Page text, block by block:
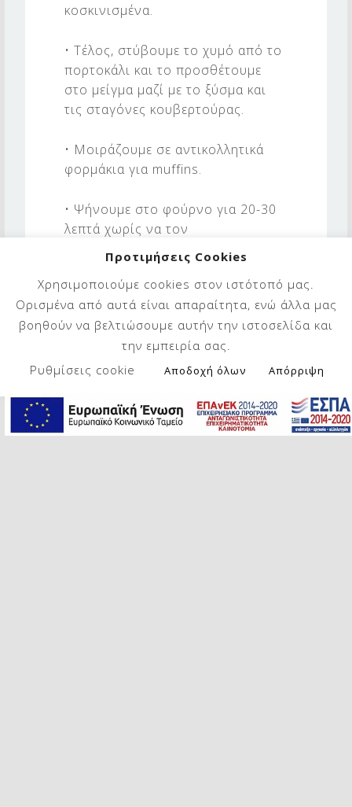
κοσκινισμένα.
• Τέλος, στύβουμε το χυμό από το
πορτοκάλι και το προσθέτουμε
στο μείγμα μαζί με το ξύσμα και
τις σταγόνες κουβερτούρας.
• Μοιράζουμε σε αντικολλητικά
φορμάκια για muffins.
• Ψήνουμε στο φούρνο για 20-30
λεπτά χωρίς να τον
ανοιγοκλείνουμε. Μετά τα 20
λεπτά, για να τσεκάρουμε αν είναι
έτοιμα, κάνουμε το γνωστό:
βυθίζουμε ένα μαχαίρι στο κεκάκι
και αν όταν το τραβήξουμε η λάμα
μείνει καθαρή, τα ξεφουρνίζουμε.
αποτέλεσμα καθορίζεται α) από τις
μπανάνες και β) από το μέλι. Όσο
Προτιμήσεις Cookies
Χρησιμοποιούμε cookies στον ιστότοπό μας.
Ορισμένα από αυτά είναι απαραίτητα, ενώ άλλα μας
βοηθούν να βελτιώσουμε αυτήν την ιστοσελίδα και
την εμπειρία σας.
Ρυθμίσεις cookie
Αποδοχή όλων Απόρριψη